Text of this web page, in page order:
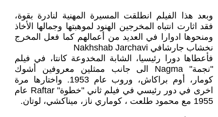
وبعد هذا الفيلم انطلقت المسيرة المهنية لنادرة بقوة،
فقد اثارت انتباه المخرجين الهنود لموهبتها وجمالها الأخاذ
ومنحوها ادوارا في العديد من أعمالهم كما فعل المخرج
نخشاب جارشافي Nakhshab Jarchavi
فأعطاها دورا رئيسيا، الشابة المخدوعة كانتا، في فيلم
"نجمة" Nagma الى جانب ممثلين معروفين أشوك
كومار، أوم براكاش، وروب عام 1953. واختارها مرة
اخرى في دور رئيسي في فيلم ثاني "خطوة" Raftar عام
1955 مع محمود طلعت ، كوماري ناز، ميناكشي، لوتان.